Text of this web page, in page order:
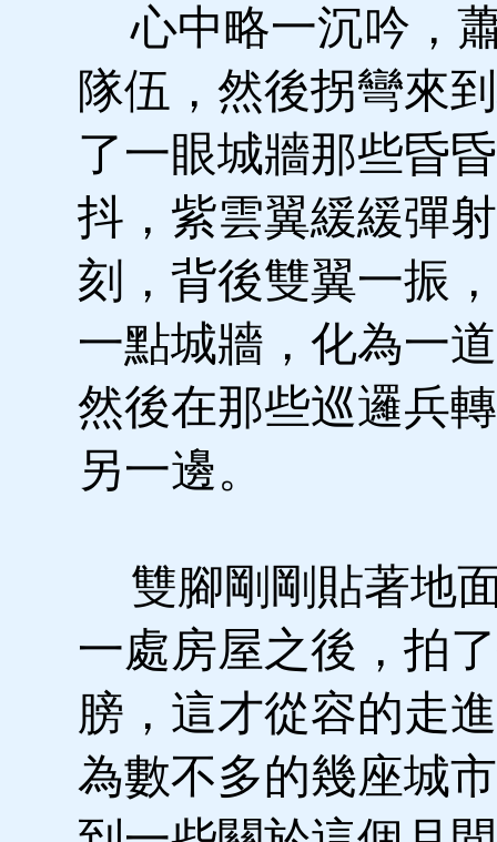
心中略一沉吟，
隊伍，然後拐彎來
了一眼城牆那些昏
抖，紫雲翼緩緩彈
刻，背後雙翼一振
一點城牆，化為一
然後在那些巡邏兵
另一邊。
雙腳剛剛貼著地
一處房屋之後，拍
膀，這才從容的走
為數不多的幾座城